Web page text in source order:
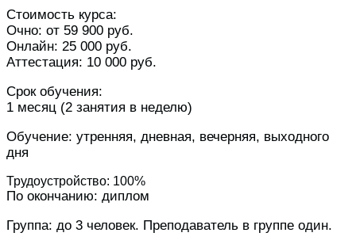
Стоимость курса:
Очно: от 59 900 руб.
Онлайн: 25 000 руб.
Аттестация: 10 000 руб.
Срок обучения:
1 месяц (2 занятия в неделю)
Обучение: утренняя, дневная, вечерняя, выходного
дня
Трудоустройство: 100%
По окончанию: диплом
Группа: до 3 человек. Преподаватель в группе один.